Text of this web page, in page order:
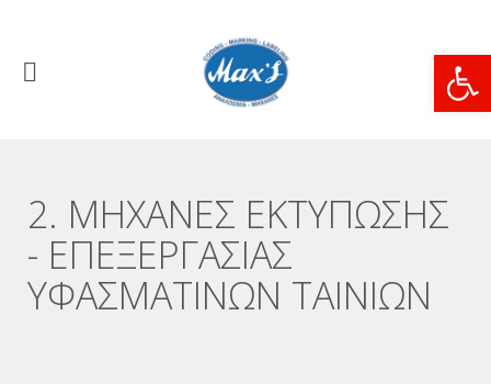
2. ΜΗΧΑΝΕΣ ΕΚΤΥΠΩΣΗΣ
- ΕΠΕΞΕΡΓΑΣΙΑΣ
ΥΦΑΣΜΑΤΙΝΩΝ ΤΑΙΝΙΩΝ